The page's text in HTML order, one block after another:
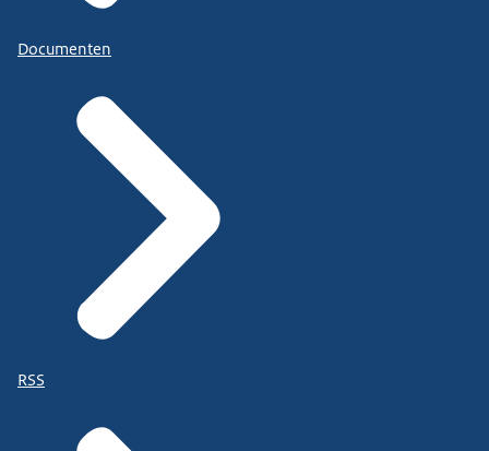
Documenten
RSS